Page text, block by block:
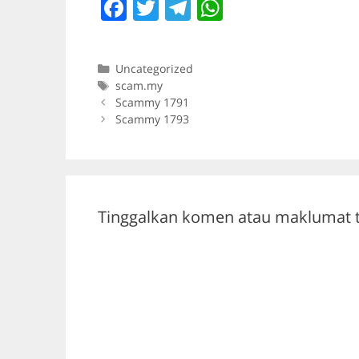
F
c
e
b
T
itt
er
T
e
gr
Categories
Uncategorized
Tags
scam.my
Scammy 1791
Scammy 1793
Tinggalkan komen atau maklumat